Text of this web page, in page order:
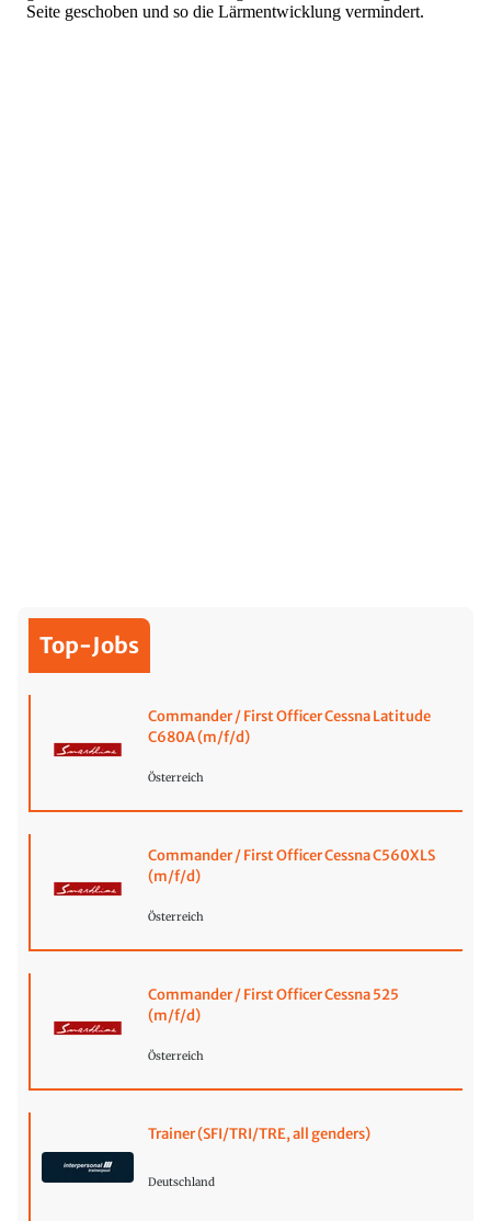
Top-Jobs
Commander / First Officer Cessna Latitude
C680A (m/f/d)
Österreich
Commander / First Officer Cessna C560XLS
(m/f/d)
Österreich
Commander / First Officer Cessna 525
(m/f/d)
Österreich
Trainer (SFI/TRI/TRE, all genders)
Deutschland